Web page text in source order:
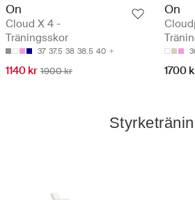
On
Cloud X 4 -
Träningsskor
37 37.5 38 38.5 40
1140 kr 1900 kr
On
1700